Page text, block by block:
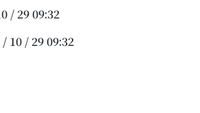
/ 29 09:32
10 / 29 09:32